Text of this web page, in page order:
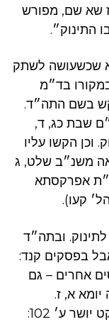
שא שם, מפורש
התינוק״.
שכשעושה לשתק
בד״מ
בשם התה״ד.
שבת כג, ד,
וכן הקשו עליו
משנ״ב שלט, ג
אפרקסתא
קעו).
ובתה״ד
בפסקים קנד:
אחרים – גם
א, ז.
משל״מ ביהב״ח ח, יב. ועוד. וכ״ה בלקט יושר ע׳ 102: